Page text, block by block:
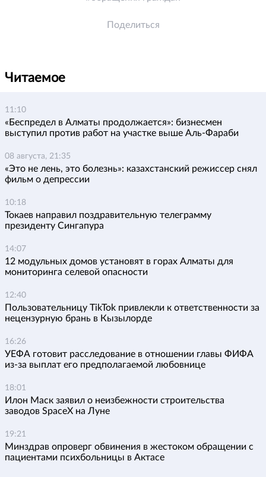
Поделиться
Читаемое
11:10
«Беспредел в Алматы продолжается»: бизнесмен
выступил против работ на участке выше Аль-Фараби
08 августа, 21:35
«Это не лень, это болезнь»: казахстанский режиссер снял
фильм о депрессии
10:18
Токаев направил поздравительную телеграмму
президенту Сингапура
14:07
12 модульных домов установят в горах Алматы для
мониторинга селевой опасности
12:40
Пользовательницу TikTok привлекли к ответственности за
нецензурную брань в Кызылорде
16:26
УЕФА готовит расследование в отношении главы ФИФА
из-за выплат его предполагаемой любовнице
18:01
Илон Маск заявил о неизбежности строительства
заводов SpaceX на Луне
19:21
Минздрав опроверг обвинения в жестоком обращении с
пациентами психбольницы в Актасе